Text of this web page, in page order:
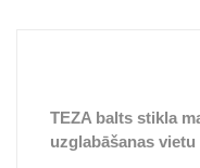
TEZA balts stikla
uzglabāšanas vietu